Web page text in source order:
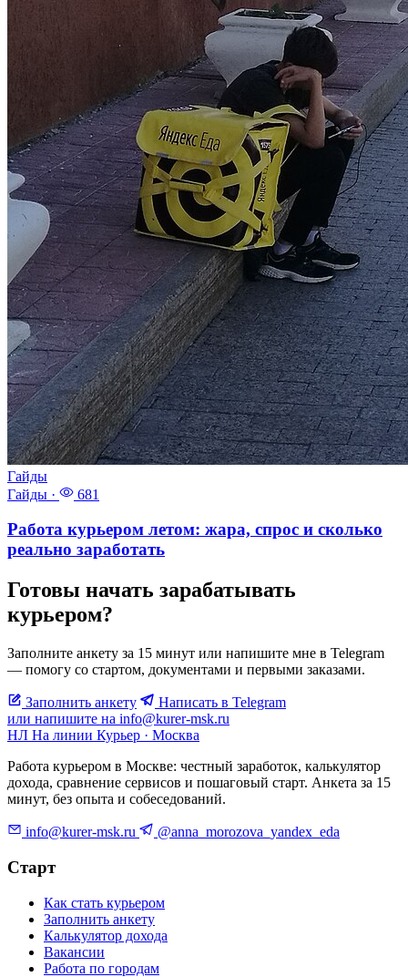
Гайды
Гайды · 681
Работа курьером летом: жара, спрос и сколько
реально заработать
Готовы начать зарабатывать
курьером?
Заполните анкету за 15 минут или напишите мне в Telegram
— помогу со стартом, документами и первыми заказами.
Заполнить анкету
Написать в Telegram
или напишите на info@kurer-msk.ru
НЛ На линии Курьер · Москва
Работа курьером в Москве: честный заработок, калькулятор
дохода, сравнение сервисов и пошаговый старт. Анкета за 15
минут, без опыта и собеседований.
info@kurer-msk.ru @anna_morozova_yandex_eda
Старт
Как стать курьером
Заполнить анкету
Калькулятор дохода
Вакансии
Работа по городам